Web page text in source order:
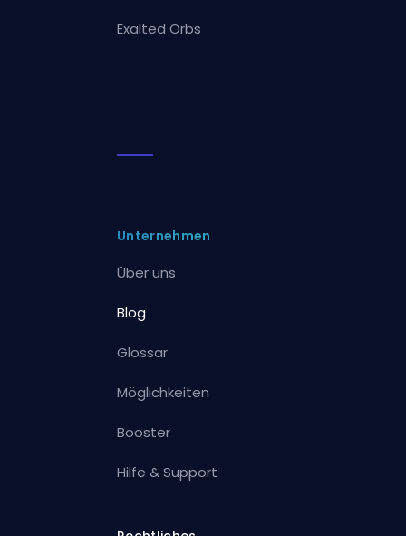
Exalted Orbs
Unternehmen
Über uns
Blog
Glossar
Möglichkeiten
Booster
Hilfe & Support